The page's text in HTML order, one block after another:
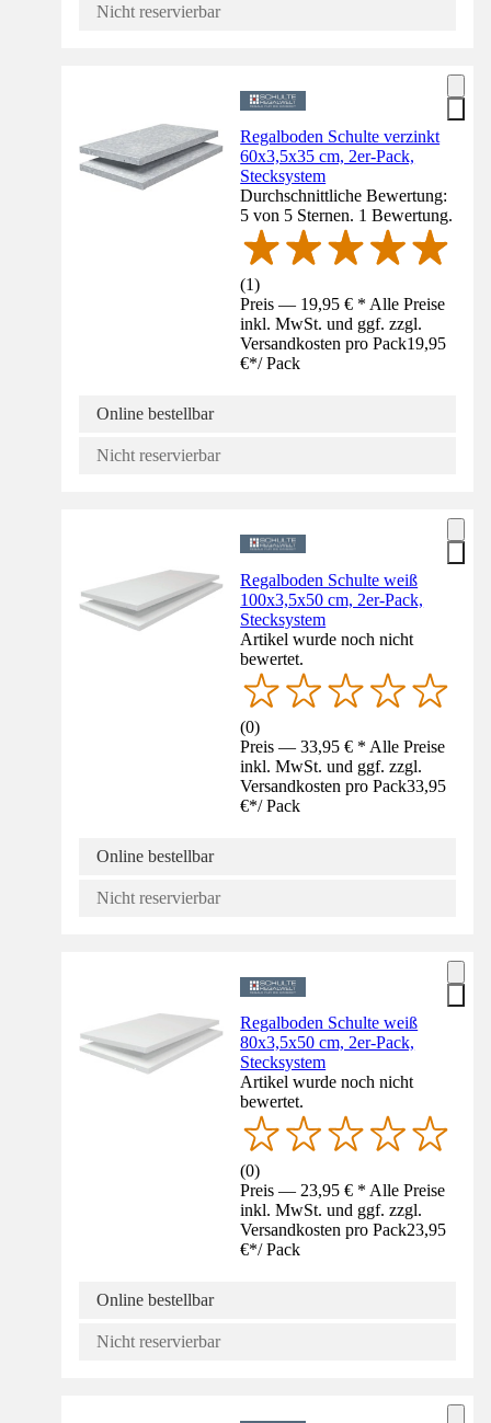
Nicht reservierbar
Regalboden Schulte verzinkt
60x3,5x35 cm, 2er-Pack,
Stecksystem
Durchschnittliche Bewertung:
5 von 5 Sternen. 1 Bewertung.
(1)
Preis — 19,95 € * Alle Preise
inkl. MwSt. und ggf. zzgl.
Versandkosten pro Pack19,95
€*/ Pack
Online bestellbar
Nicht reservierbar
Regalboden Schulte weiß
100x3,5x50 cm, 2er-Pack,
Stecksystem
Artikel wurde noch nicht
bewertet.
(0)
Preis — 33,95 € * Alle Preise
inkl. MwSt. und ggf. zzgl.
Versandkosten pro Pack33,95
€*/ Pack
Online bestellbar
Nicht reservierbar
Regalboden Schulte weiß
80x3,5x50 cm, 2er-Pack,
Stecksystem
Artikel wurde noch nicht
bewertet.
(0)
Preis — 23,95 € * Alle Preise
inkl. MwSt. und ggf. zzgl.
Versandkosten pro Pack23,95
€*/ Pack
Online bestellbar
Nicht reservierbar